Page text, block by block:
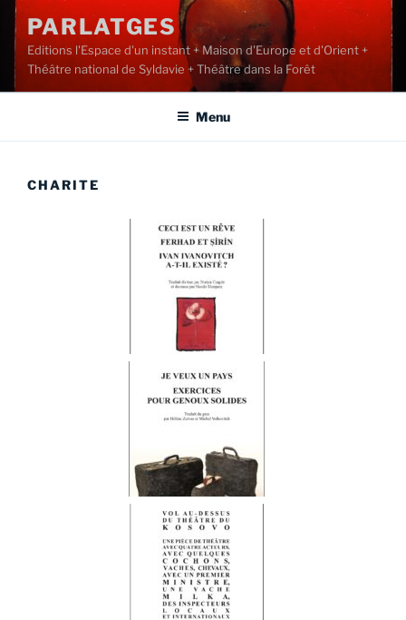
PARLATGES
Editions l'Espace d'un instant + Maison d'Europe et d'Orient +
Théâtre national de Syldavie + Théâtre dans la Forêt
Menu
CHARITE